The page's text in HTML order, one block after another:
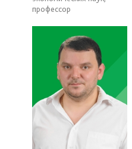
профессор